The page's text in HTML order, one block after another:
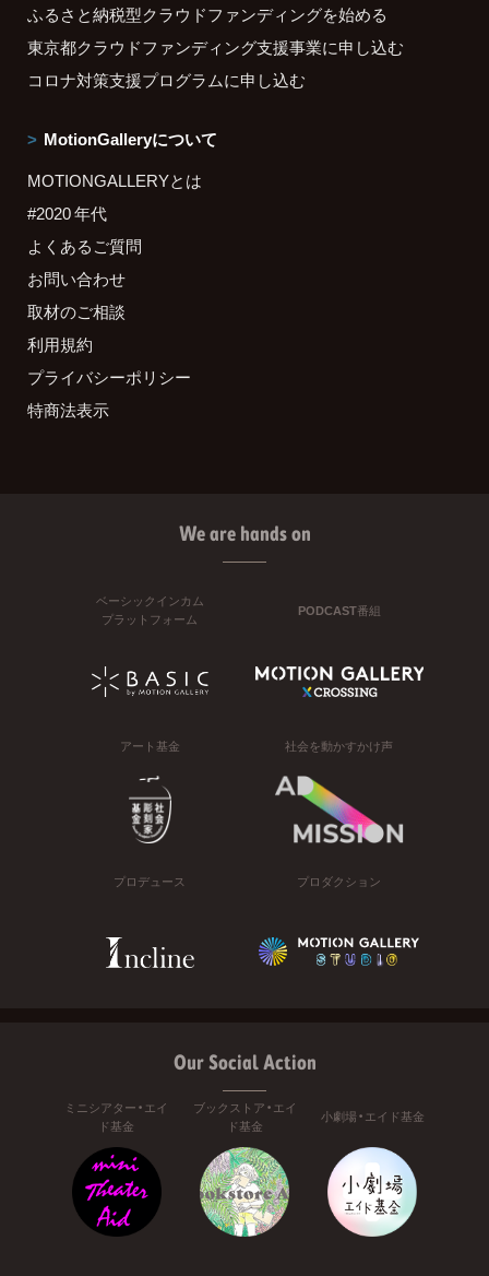
ふるさと納税型クラウドファンディングを始める
東京都クラウドファンディング支援事業に申し込む
コロナ対策支援プログラムに申し込む
MotionGalleryについて
MOTIONGALLERYとは
#2020 年代
よくあるご質問
お問い合わせ
取材のご相談
利用規約
プライバシーポリシー
特商法表示
We are hands on
ベーシックインカム
プラットフォーム
PODCAST番組
アート基金 社会を動かすかけ声
プロデュース プロダクション
Our Social Action
ミニシアター・エイ
ド基金
ブックストア・エイ
ド基金
小劇場・エイド基金